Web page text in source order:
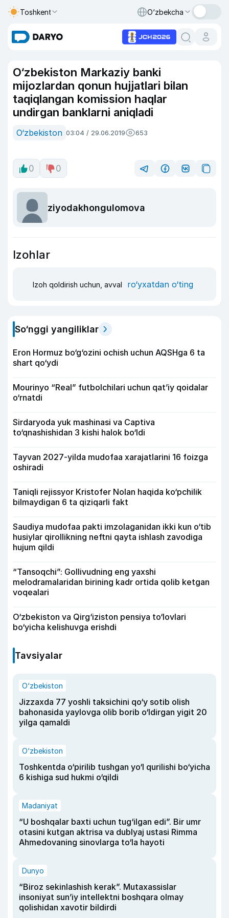
Toshkent O‘zbekcha
O‘zbekiston Markaziy banki
mijozlardan qonun hujjatlari bilan
taqiqlangan komission haqlar
undirgan banklarni aniqladi
O‘zbekiston 03:04 / 29.06.2019 653
0 0
ziyodakhongulomova
Izohlar
Izoh qoldirish uchun, avval ro‘yxatdan o‘ting
So‘nggi yangiliklar
Eron Hormuz bo‘g‘ozini ochish uchun AQSHga 6 ta
shart qo‘ydi
Mourinyo “Real” futbolchilari uchun qat’iy qoidalar
o‘rnatdi
Sirdaryoda yuk mashinasi va Captiva
to‘qnashishidan 3 kishi halok bo‘ldi
Tayvan 2027-yilda mudofaa xarajatlarini 16 foizga
oshiradi
Taniqli rejissyor Kristofer Nolan haqida ko‘pchilik
bilmaydigan 6 ta qiziqarli fakt
Saudiya mudofaa pakti imzolaganidan ikki kun o‘tib
husiylar qirollikning neftni qayta ishlash zavodiga
hujum qildi
“Tansoqchi”: Gollivudning eng yaxshi
melodramalaridan birining kadr ortida qolib ketgan
voqealari
O‘zbekiston va Qirg‘iziston pensiya to‘lovlari
bo‘yicha kelishuvga erishdi
Tavsiyalar
O‘zbekiston
Jizzaxda 77 yoshli taksichini qo‘y sotib olish
bahonasida yaylovga olib borib o‘ldirgan yigit 20
yilga qamaldi
O‘zbekiston
Toshkentda o‘pirilib tushgan yo‘l qurilishi bo‘yicha
6 kishiga sud hukmi o‘qildi
Madaniyat
“U boshqalar baxti uchun tug‘ilgan edi”. Bir umr
otasini kutgan aktrisa va dublyaj ustasi Rimma
Ahmedovaning sinovlarga to‘la hayoti
Dunyo
“Biroz sekinlashish kerak”. Mutaxassislar
insoniyat sun’iy intellektni boshqara olmay
qolishidan xavotir bildirdi